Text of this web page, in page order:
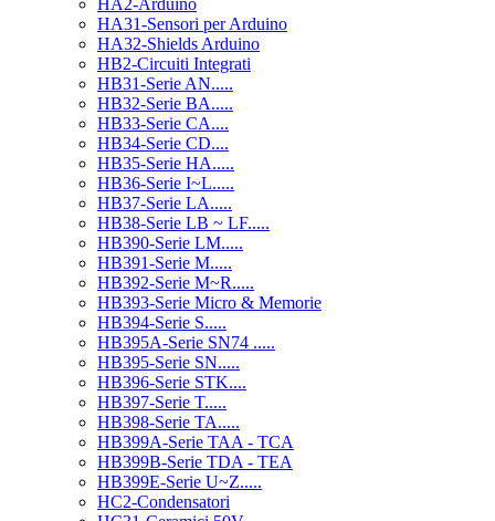
HA2-Arduino
HA31-Sensori per Arduino
HA32-Shields Arduino
HB2-Circuiti Integrati
HB31-Serie AN.....
HB32-Serie BA.....
HB33-Serie CA....
HB34-Serie CD....
HB35-Serie HA.....
HB36-Serie I~L.....
HB37-Serie LA.....
HB38-Serie LB ~ LF.....
HB390-Serie LM.....
HB391-Serie M.....
HB392-Serie M~R.....
HB393-Serie Micro & Memorie
HB394-Serie S.....
HB395A-Serie SN74 .....
HB395-Serie SN.....
HB396-Serie STK....
HB397-Serie T.....
HB398-Serie TA.....
HB399A-Serie TAA - TCA
HB399B-Serie TDA - TEA
HB399E-Serie U~Z.....
HC2-Condensatori